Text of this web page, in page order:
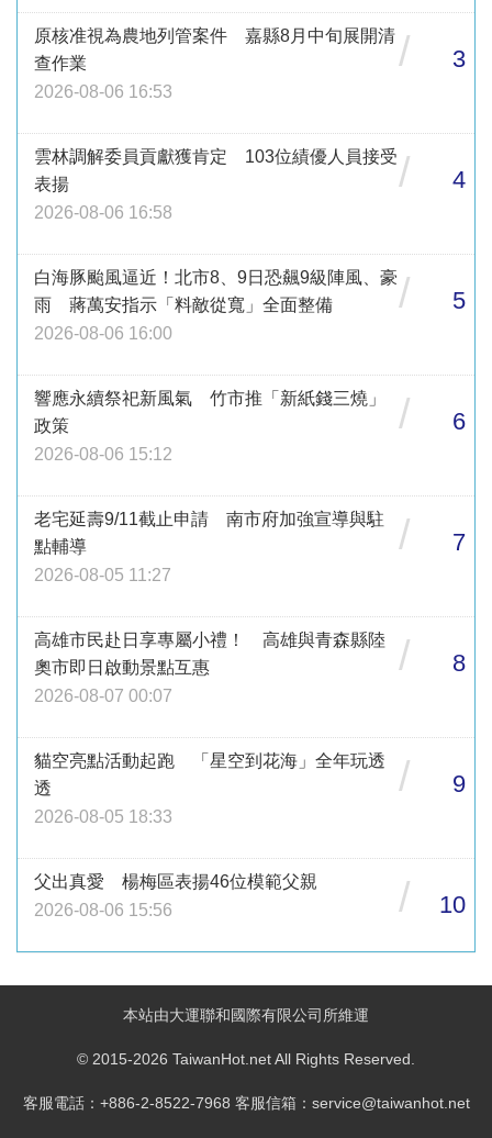
原核准視為農地列管案件 嘉縣8月中旬展開清
查作業
2026-08-06 16:53
/ 3
雲林調解委員貢獻獲肯定 103位績優人員接受
表揚
2026-08-06 16:58
/ 4
白海豚颱風逼近！北市8、9日恐飆9級陣風、豪
雨 蔣萬安指示「料敵從寬」全面整備
2026-08-06 16:00
/ 5
響應永續祭祀新風氣 竹市推「新紙錢三燒」
政策
2026-08-06 15:12
/ 6
老宅延壽9/11截止申請 南市府加強宣導與駐
點輔導
2026-08-05 11:27
/ 7
高雄市民赴日享專屬小禮！ 高雄與青森縣陸
奧市即日啟動景點互惠
2026-08-07 00:07
/ 8
貓空亮點活動起跑 「星空到花海」全年玩透
透
2026-08-05 18:33
/ 9
父出真愛 楊梅區表揚46位模範父親
2026-08-06 15:56
/ 10
本站由大運聯和國際有限公司所維運
© 2015-2026 TaiwanHot.net All Rights Reserved.
客服電話：+886-2-8522-7968 客服信箱：service@taiwanhot.net